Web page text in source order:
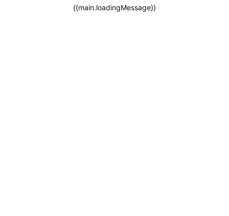
{{main.loadingMessage}}